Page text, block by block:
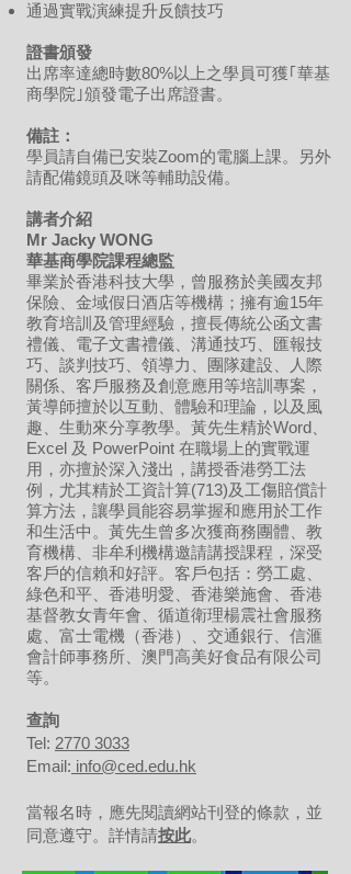
通過實戰演練提升反饋技巧
證書頒發
出席率達總時數80%以上之學員可獲｢華基
商學院｣頒發電子出席證書。
備註：
學員請自備已安裝Zoom的電腦上課。另外
請配備鏡頭及咪等輔助設備。
講者介紹
Mr Jacky WONG
華基商學院課程總監
畢業於香港科技大學，曾服務於美國友邦
保險、金域假日酒店等機構；擁有逾15年
教育培訓及管理經驗，擅長傳統公函文書
禮儀、電子文書禮儀、溝通技巧、匯報技
巧、談判技巧、領導力、團隊建設、人際
關係、客戶服務及創意應用等培訓專案，
黃導師擅於以互動、體驗和理論，以及風
趣、生動來分享教學。黃先生精於Word、
Excel 及 PowerPoint 在職場上的實戰運
用，亦擅於深入淺出，講授香港勞工法
例，尤其精於工資計算(713)及工傷賠償計
算方法，讓學員能容易掌握和應用於工作
和生活中。黃先生曾多次獲商務團體、教
育機構、非牟利機構邀請講授課程，深受
客戶的信賴和好評。客戶包括：勞工處、
綠色和平、香港明愛、香港樂施會、香港
基督教女青年會、循道衛理楊震社會服務
處、富士電機（香港）、交通銀行、信滙
會計師事務所、澳門高美好食品有限公司
等。
​查詢
Tel: 2770 3033
Email: info@ced.edu.hk
當報名時，應先閱讀網站刊登的條款，並
同意遵守。詳情請按此。